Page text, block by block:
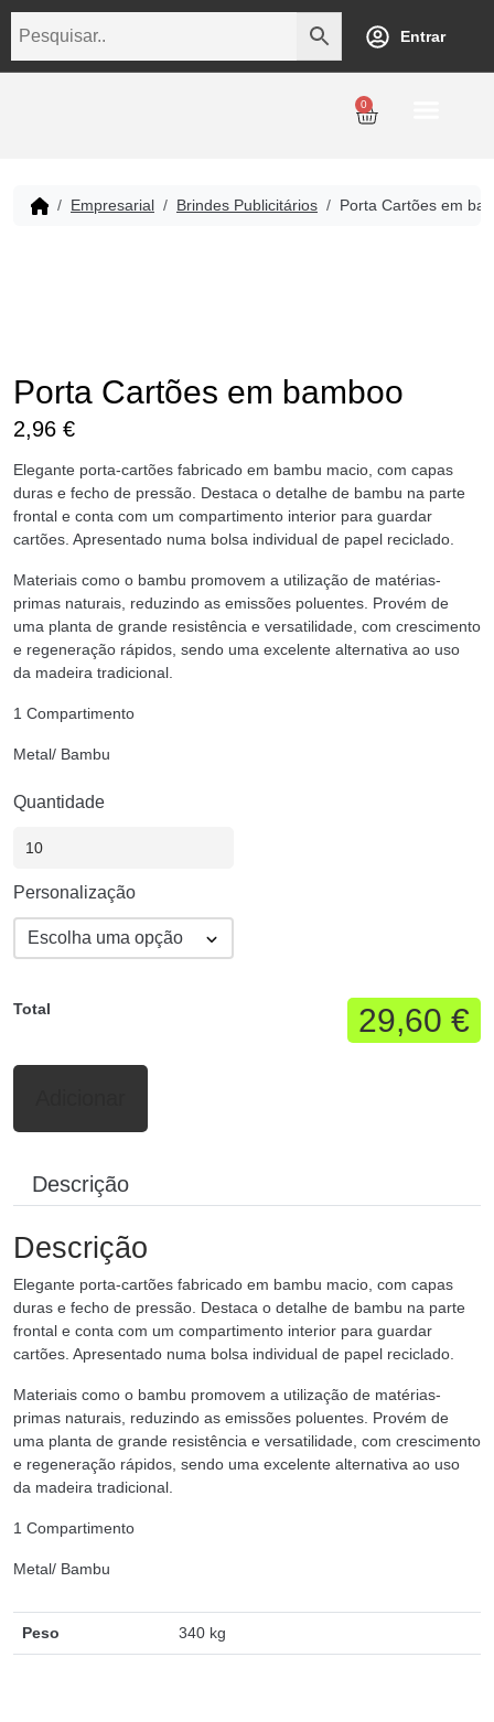
Entrar
0
Empresarial Brindes Publicitários Porta Cartões em
Porta Cartões em bamboo
2,96 €
Elegante porta-cartões fabricado em bambu macio, com capas
duras e fecho de pressão. Destaca o detalhe de bambu na parte
frontal e conta com um compartimento interior para guardar
cartões. Apresentado numa bolsa individual de papel reciclado.
Materiais como o bambu promovem a utilização de matérias-
primas naturais, reduzindo as emissões poluentes. Provém de
uma planta de grande resistência e versatilidade, com crescimento
e regeneração rápidos, sendo uma excelente alternativa ao uso
da madeira tradicional.
1 Compartimento
Metal/ Bambu
Quantidade
Personalização
Total 29,60 €
Descrição
Descrição
Elegante porta-cartões fabricado em bambu macio, com capas
duras e fecho de pressão. Destaca o detalhe de bambu na parte
frontal e conta com um compartimento interior para guardar
cartões. Apresentado numa bolsa individual de papel reciclado.
Materiais como o bambu promovem a utilização de matérias-
primas naturais, reduzindo as emissões poluentes. Provém de
uma planta de grande resistência e versatilidade, com crescimento
e regeneração rápidos, sendo uma excelente alternativa ao uso
da madeira tradicional.
1 Compartimento
Metal/ Bambu
Peso 340 kg